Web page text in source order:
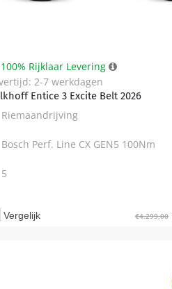
Entice 3 Excite Belt 2026
100% Rijklaar Levering
2-7 werkdagen
Riemaandrijving
Bosch Perf. Line CX GEN5 100Nm
5
€4.299,00
Vergelijk